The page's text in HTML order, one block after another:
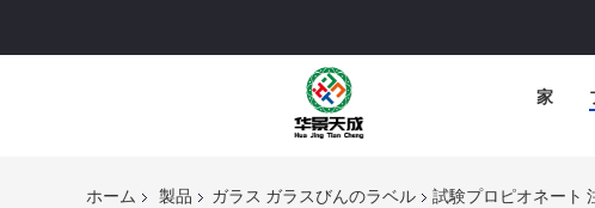
家
ホーム 製品 ガラス ガラスびんのラベル 試験プロピオネート